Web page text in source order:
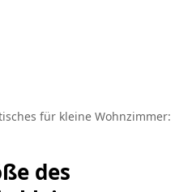
für kleine Wohnzimmer:
des